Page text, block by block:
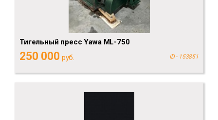
Тигельный пресс Yawa ML-750
250 000 руб. ID - 153851